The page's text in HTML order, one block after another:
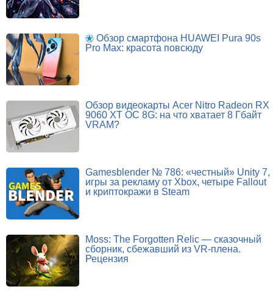
Обзор смартфона HUAWEI Pura 90s
Pro Max: красота повсюду
Обзор видеокарты Acer Nitro Radeon RX
9060 XT OC 8G: на что хватает 8 Гбайт
VRAM?
Gamesblender № 786: «честный» Unity 7,
игры за рекламу от Xbox, четыре Fallout
и криптокражи в Steam
Moss: The Forgotten Relic — сказочный
сборник, сбежавший из VR-плена.
Рецензия